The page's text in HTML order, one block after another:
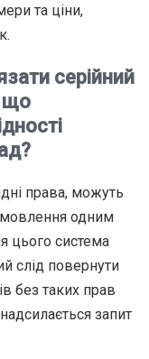
та ціни,
серійний
що
права, можуть
одним
цього система
слід повернути
без таких прав
запит